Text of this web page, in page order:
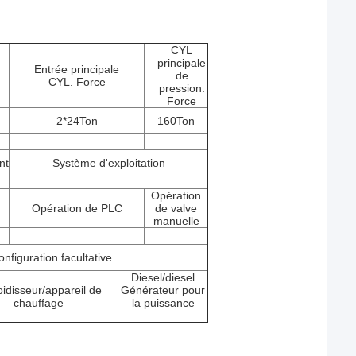
Entrée principale
CYL. Force
CYL
principale
de
pression.
Force
2*24Ton
160Ton
Système d'exploitation
Opération de PLC
Opération
de valve
manuelle
facultative
appareil de
chauffage
Diesel/diesel
Générateur pour
la puissance